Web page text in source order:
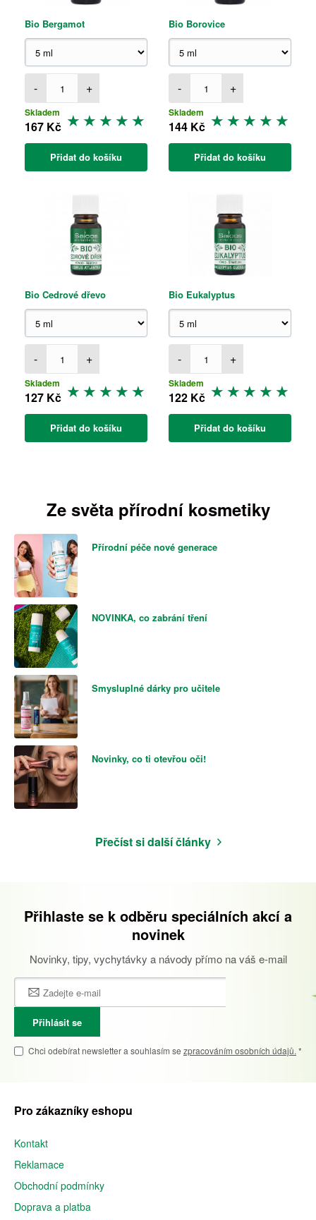
Bio Bergamot
- +
Skladem
167 Kč
Přidat do košíku
Bio Borovice
- +
Skladem
144 Kč
Přidat do košíku
Bio Cedrové dřevo
- +
Skladem
127 Kč
Přidat do košíku
Bio Eukalyptus
- +
Skladem
122 Kč
Přidat do košíku
Ze světa přírodní kosmetiky
Přírodní péče nové generace
NOVINKA, co zabrání tření
Smysluplné dárky pro učitele
Novinky, co ti otevřou oči!
Přečíst si další články
Přihlaste se k odběru speciálních akcí a
novinek
Novinky, tipy, vychytávky a návody přímo na váš e-mail
Přihlásit se
Chci odebírat newsletter a souhlasím se zpracováním osobních údajů. *
Pro zákazníky eshopu
Kontakt
Reklamace
Obchodní podmínky
Doprava a platba